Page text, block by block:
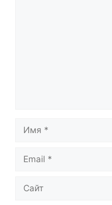
Имя
Email
Сайт